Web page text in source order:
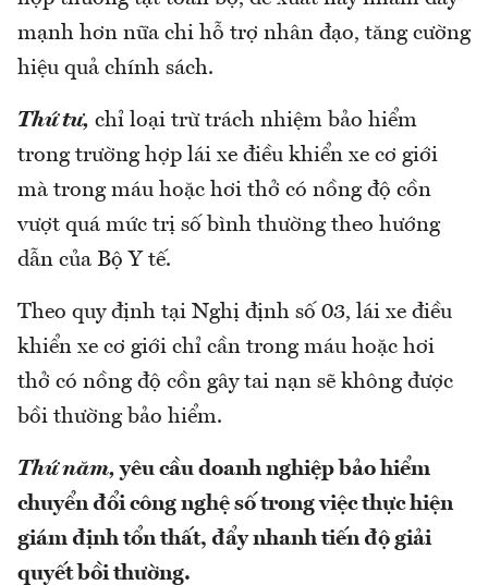
mạnh hơn nữa chi hỗ trợ nhân đạo, tăng cường
hiệu quả chính sách.
Thứ tư, chỉ loại trừ trách nhiệm bảo hiểm
trong trường hợp lái xe điều khiển xe cơ giới
mà trong máu hoặc hơi thở có nồng độ cồn
vượt quá mức trị số bình thường theo hướng
dẫn của Bộ Y tế.
Theo quy định tại Nghị định số 03, lái xe điều
khiển xe cơ giới chỉ cần trong máu hoặc hơi
thở có nồng độ cồn gây tai nạn sẽ không được
bồi thường bảo hiểm.
Thứ năm, yêu cầu doanh nghiệp bảo hiểm
chuyển đổi công nghệ số trong việc thực hiện
giám định tổn thất, đẩy nhanh tiến độ giải
quyết bồi thường.